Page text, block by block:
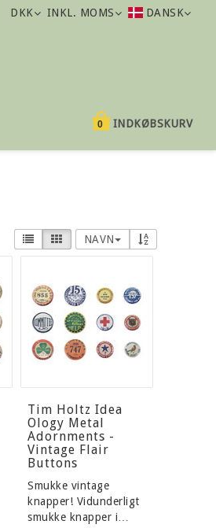
DKK INKL. MOMS DANSK
INDKØBSKURV
0
NAVN
Tim Holtz Idea
Ology Metal
Adornments -
Vintage Flair
Buttons
Smukke vintage
knapper! Vidunderligt
smukke knapper i…